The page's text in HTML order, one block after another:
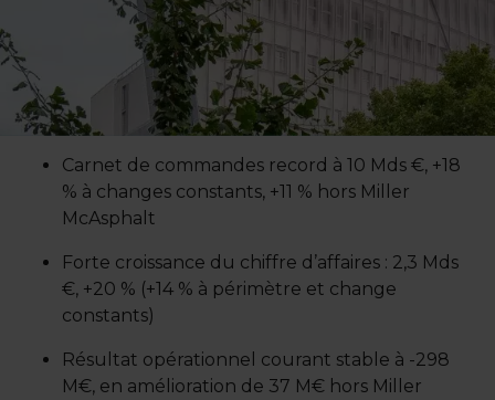
Carnet de commandes record à 10 Mds €, +18
% à changes constants, +11 % hors Miller
McAsphalt
Forte croissance du chiffre d’affaires : 2,3 Mds
€, +20 % (+14 % à périmètre et change
constants)
Résultat opérationnel courant stable à -298
M€, en amélioration de 37 M€ hors Miller